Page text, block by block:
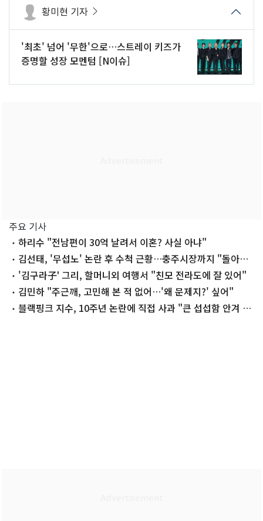
황미현 기자
'최초' 넘어 '무한'으로…스트레이 키즈가
증명할 성장 모멘텀 [N이슈]
주요 기사
하리수 "전남편이 30억 날려서 이혼? 사실 아냐"
김선태, '무섭노' 논란 후 수척 근황…충주시장까지 "돌아올
생각 없냐?"
'김구라子' 그리, 할머니외 여행서 "친모 전라도에 잘 있어"
김민하 "주근깨, 고민해 본 적 없어…'왜 문제지?' 싶어"
블랙핑크 지수, 10주년 논란에 직접 사과 "큰 섭섭함 안겨 미